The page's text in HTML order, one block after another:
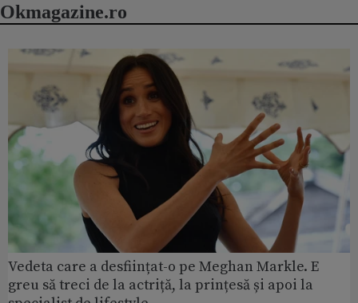
Okmagazine.ro
Vedeta care a desființat-o pe Meghan Markle. E
greu să treci de la actriță, la prințesă și apoi la